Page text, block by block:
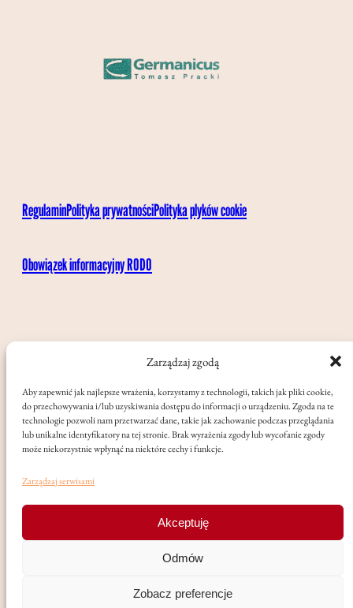
Zarządzaj zgodą
Aby zapewnić jak najlepsze wrażenia, korzystamy z technologii, takich jak pliki cookie,
do przechowywania i/lub uzyskiwania dostępu do informacji o urządzeniu. Zgoda na te
technologie pozwoli nam przetwarzać dane, takie jak zachowanie podczas przeglądania
lub unikalne identyfikatory na tej stronie. Brak wyrażenia zgody lub wycofanie zgody
może niekorzystnie wpłynąć na niektóre cechy i funkcje.
Zarządzaj serwisami
Akceptuję
Odmów
Zobacz preferencje
RegulaminPolityka prywatnościPolityka plyków cookie
Obowiązek informacyjny RODO
International School of Music Muzofilia by Pati Cze –